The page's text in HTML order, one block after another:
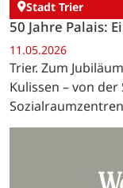
Stadt Trier
50 Jahre Palais:
11.05.2026
Trier. Zum
Kulissen – von